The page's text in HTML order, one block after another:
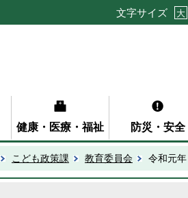
文字サイズ 大
健康・医療・福祉 防災・安全
こども政策課 教育委員会 令和元年